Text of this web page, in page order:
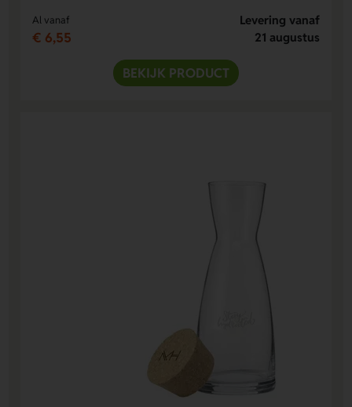
Al vanaf
€ 6,55
Levering vanaf
21 augustus
BEKIJK PRODUCT